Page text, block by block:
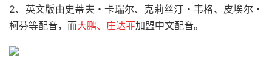
2、英文版由史蒂夫・卡瑞尔、克莉丝汀・韦格、皮埃尔・
柯芬等配音，而大鹏、庄达菲加盟中文配音。